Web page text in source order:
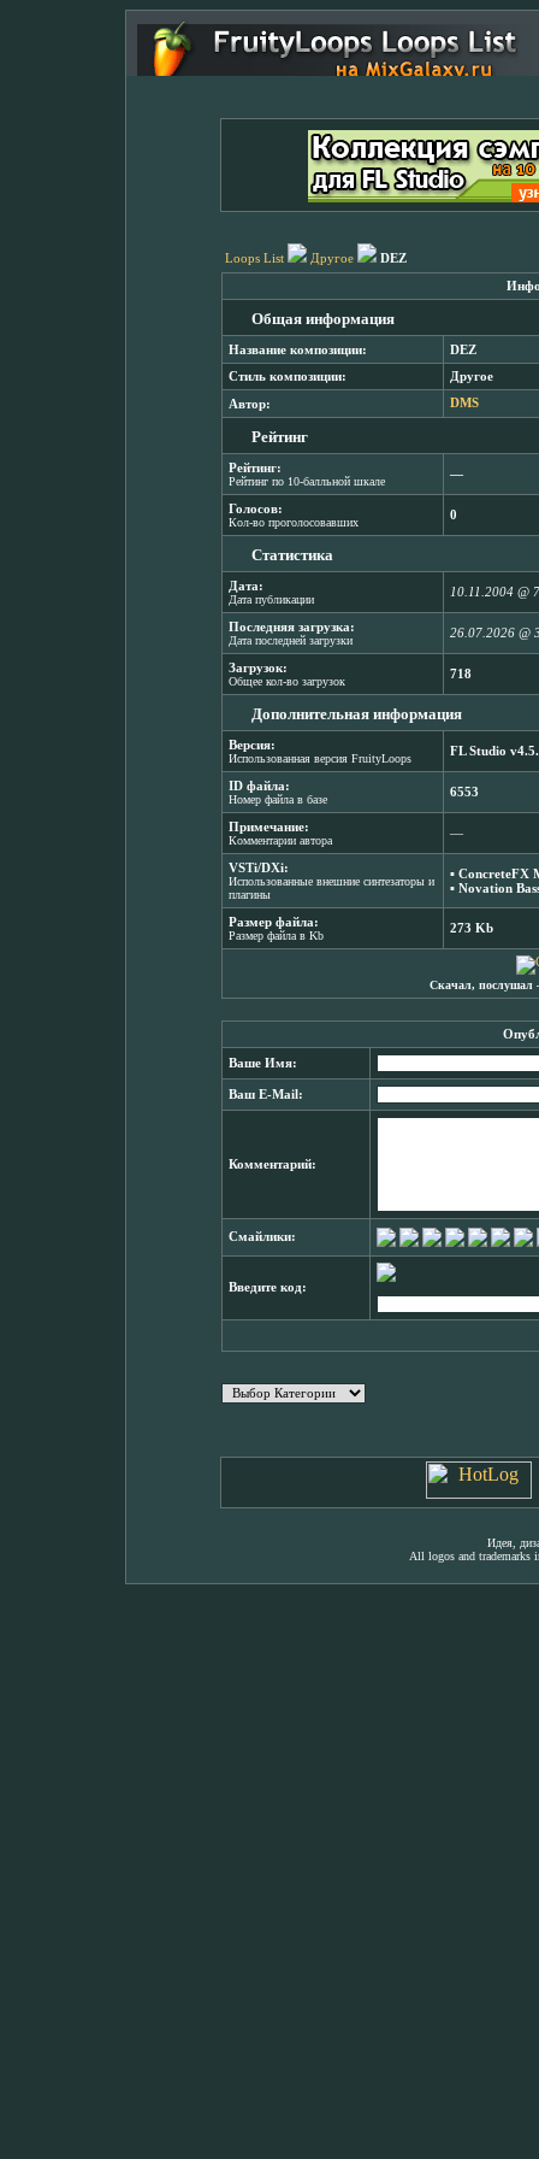
Loops List Другое DEZ
Общая информация
Название композиции: DEZ
Стиль композиции: Другое
Автор: DMS
Рейтинг
Рейтинг:
Рейтинг по 10-балльной шкале
―
Голосов:
Кол-во проголосовавших
0
Статистика
Дата:
Дата публикации
10.11.2004 @
Последняя загрузка:
Дата последней загрузки
26.07.2026 @
Загрузок:
Общее кол-во загрузок
718
Дополнительная информация
Версия:
Использованная версия FruityLoops
FL Studio
ID файла:
Номер файла в базе
6553
Примечание:
Комментарии автора
―
VSTi/DXi:
Использованные внешние синтезаторы и
плагины
▪ ConcreteFX
▪ Novation
Размер файла:
Размер файла в Kb
273 Kb
Скачал, послушал
Ваше Имя:
Ваш E-Mail:
Комментарий:
Смайлики:
Введите код:
Идея,
All logos and trademarks